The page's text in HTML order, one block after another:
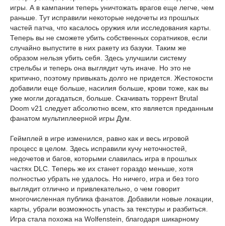
игры. А в кампании теперь уничтожать врагов еще легче, чем
раньше. Тут исправили некоторые недочеты из прошлых
частей патча, что касалось оружия или исследования карты.
Теперь вы не сможете убить собственных соратников, если
случайно выпустите в них ракету из базуки. Таким же
образом нельзя убить себя. Здесь улучшили систему
стрельбы и теперь она выглядит чуть иначе. Но это не
критично, поэтому привыкать долго не придется. Жестокости
добавили еще больше, насилия больше, крови тоже, как вы
уже могли догадаться, больше. Скачивать торрент Brutal
Doom v21 следует абсолютно всем, кто является преданным
фанатом мультиплеерной игры Дум.
Геймплей в игре изменился, равно как и весь игровой
процесс в целом. Здесь исправили кучу неточностей,
недочетов и багов, которыми славилась игра в прошлых
частях DLC. Теперь же их станет гораздо меньше, хотя
полностью убрать не удалось. Но ничего, игра и без того
выглядит отлично и привлекательно, о чем говорит
многочисленная публика фанатов. Добавили новые локации,
карты, убрали возможность упасть за текстуры и разбиться.
Игра стала похожа на Wolfenstein, благодаря шикарному